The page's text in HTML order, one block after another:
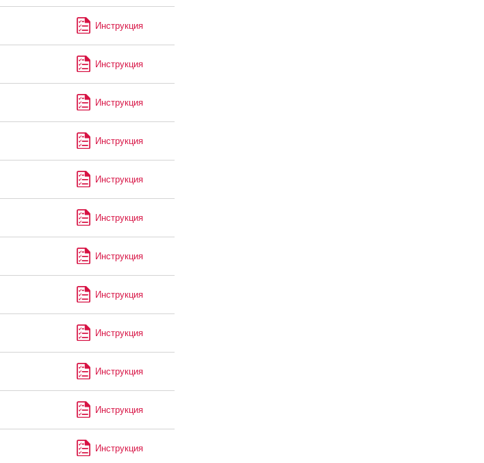
Инструкция
Инструкция
Инструкция
Инструкция
Инструкция
Инструкция
Инструкция
Инструкция
Инструкция
Инструкция
Инструкция
Инструкция